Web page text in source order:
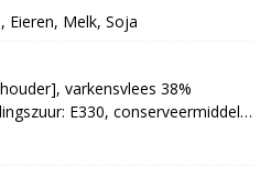
Eieren, Melk, Soja
varkensvlees 38%
E330, conserveermiddel:
6% [maiszetmeel,